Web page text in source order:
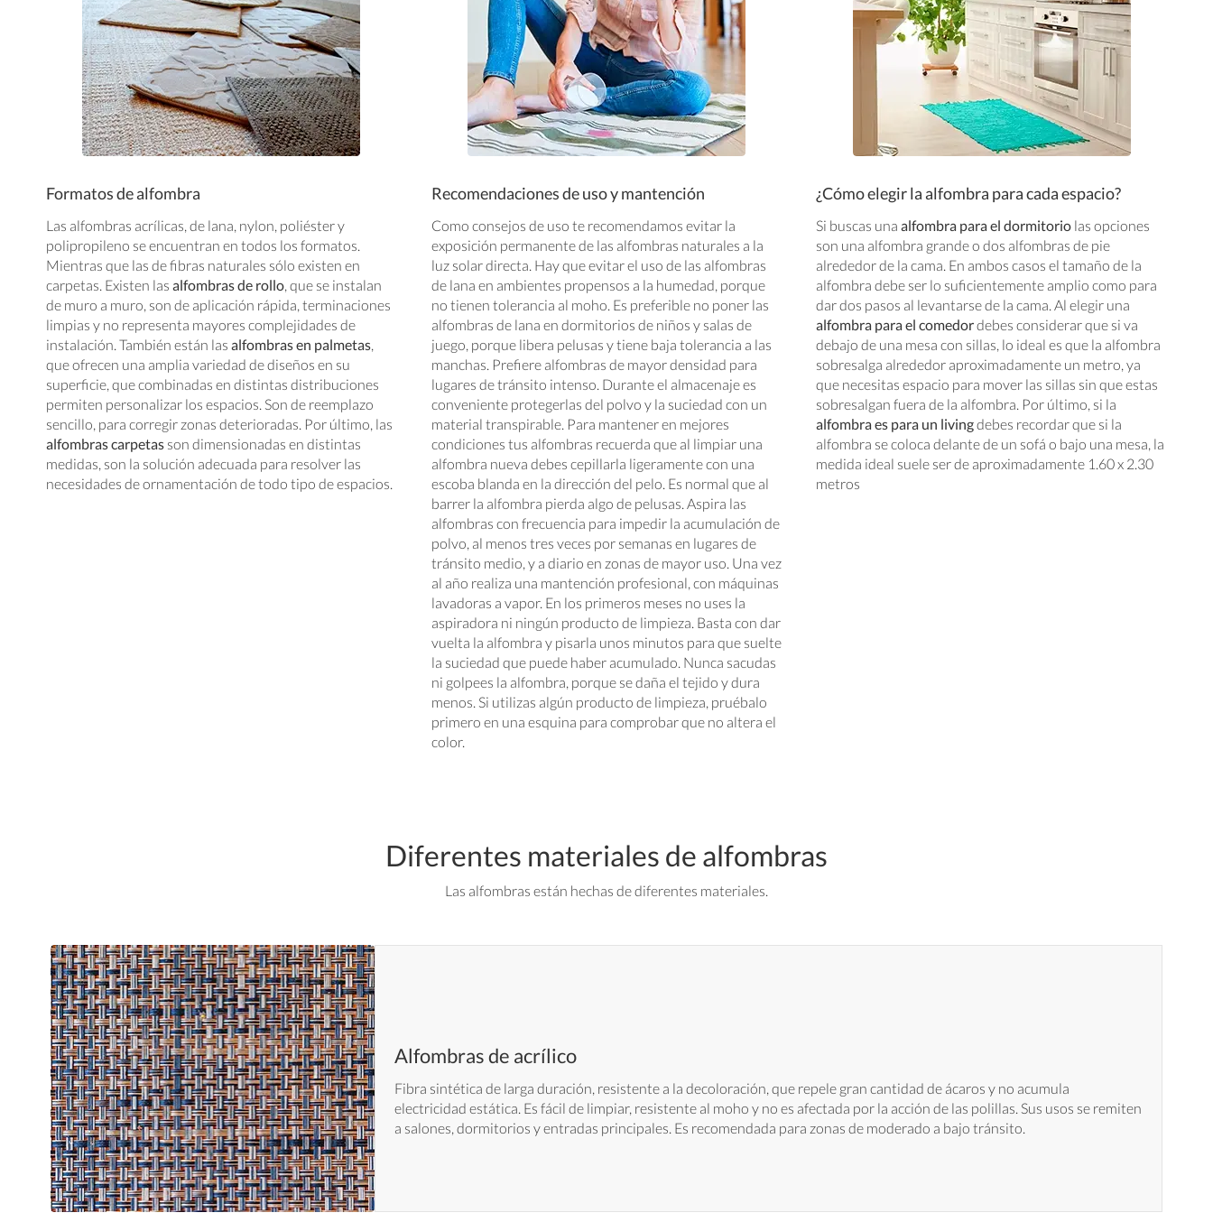
Formatos de alfombra
Las alfombras acrílicas, de lana, nylon, poliéster y
polipropileno se encuentran en todos los formatos.
Mientras que las de fibras naturales sólo existen en
carpetas. Existen las alfombras de rollo, que se instalan
de muro a muro, son de aplicación rápida, terminaciones
limpias y no representa mayores complejidades de
instalación. También están las alfombras en palmetas,
que ofrecen una amplia variedad de diseños en su
superficie, que combinadas en distintas distribuciones
permiten personalizar los espacios. Son de reemplazo
sencillo, para corregir zonas deterioradas. Por último, las
alfombras carpetasson dimensionadas en distintas
medidas, son la solución adecuada para resolver las
necesidades de ornamentación de todo tipo de espacios.
Recomendaciones de uso y mantención
Como consejos de uso te recomendamos evitar la
exposición permanente de las alfombras naturales a la
luz solar directa. Hay que evitar el uso de las alfombras
de lana en ambientes propensos a la humedad, porque
no tienen tolerancia al moho. Es preferible no poner las
alfombras de lana en dormitorios de niños y salas de
juego, porque libera pelusas y tiene baja tolerancia a las
manchas. Prefiere alfombras de mayor densidad para
lugares de tránsito intenso. Durante el almacenaje es
conveniente protegerlas del polvo y la suciedad con un
material transpirable. Para mantener en mejores
condiciones tus alfombras recuerda que al limpiar una
alfombra nueva debes cepillarla ligeramente con una
escoba blanda en la dirección del pelo. Es normal que al
barrer la alfombra pierda algo de pelusas. Aspira las
alfombras con frecuencia para impedir la acumulación de
polvo, al menos tres veces por semanas en lugares de
tránsito medio, y a diario en zonas de mayor uso. Una vez
al año realiza una mantención profesional, con máquinas
lavadoras a vapor. En los primeros meses no uses la
aspiradora ni ningún producto de limpieza. Basta con dar
vuelta la alfombra y pisarla unos minutos para que suelte
la suciedad que puede haber acumulado. Nunca sacudas
ni golpees la alfombra, porque se daña el tejido y dura
menos. Si utilizas algún producto de limpieza, pruébalo
primero en una esquina para comprobar que no altera el
color.
¿Cómo elegir la alfombra para cada espacio?
Si buscas unaalfombra para el dormitorio las opciones
son una alfombra grande o dos alfombras de pie
alrededor de la cama. En ambos casos el tamaño de la
alfombra debe ser lo suficientemente amplio como para
dar dos pasos al levantarse de la cama. Al elegir una
alfombra para el comedordebes considerar que si va
debajo de una mesa con sillas, lo ideal es que la alfombra
sobresalga alrededor aproximadamente un metro, ya
que necesitas espacio para mover las sillas sin que estas
sobresalgan fuera de la alfombra. Por último, si la
alfombra es para un livingdebes recordar que si la
alfombra se coloca delante de un sofá o bajo una mesa, la
medida ideal suele ser de aproximadamente 1.60 x 2.30
metros
Diferentes materiales de alfombras
Las alfombras están hechas de diferentes materiales.
Alfombras de acrílico
Fibra sintética de larga duración, resistente a la decoloración, que repele gran cantidad de ácaros y no acumula
electricidad estática. Es fácil de limpiar, resistente al moho y no es afectada por la acción de las polillas. Sus usos se remiten
a salones, dormitorios y entradas principales. Es recomendada para zonas de moderado a bajo tránsito.